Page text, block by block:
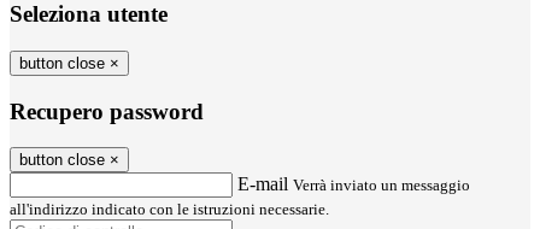
Seleziona utente
button close ×
Recupero password
button close ×
E-mail Verrà inviato un messaggio
all'indirizzo indicato con le istruzioni necessarie.